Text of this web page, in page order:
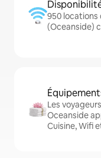
950 locations
(Oceanside)
Les
Oceanside
Cuisine, Wifi